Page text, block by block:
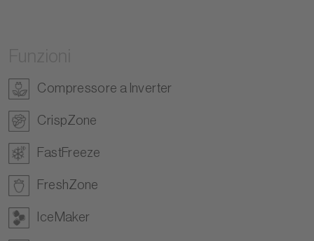
Compressore a Inverter
CrispZone
FastFreeze
FreshZone
IceMaker